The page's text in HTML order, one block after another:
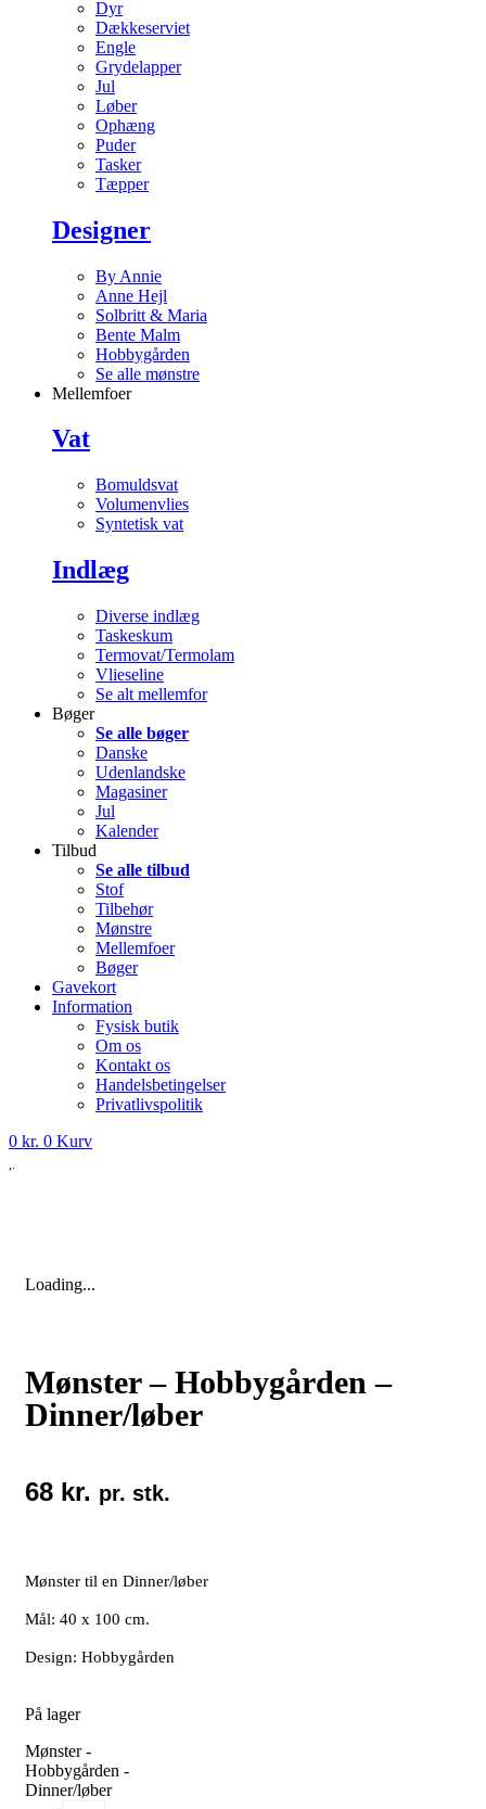
Dyr
Dækkeserviet
Engle
Grydelapper
Jul
Løber
Ophæng
Puder
Tasker
Tæpper
Designer
By Annie
Anne Hejl
Solbritt & Maria
Bente Malm
Hobbygården
Se alle mønstre
Mellemfoer
Vat
Bomuldsvat
Volumenvlies
Syntetisk vat
Indlæg
Diverse indlæg
Taskeskum
Termovat/Termolam
Vlieseline
Se alt mellemfor
Bøger
Se alle bøger
Danske
Udenlandske
Magasiner
Jul
Kalender
Tilbud
Se alle tilbud
Stof
Tilbehør
Mønstre
Mellemfoer
Bøger
Gavekort
Information
Fysisk butik
Om os
Kontakt os
Handelsbetingelser
Privatlivspolitik
0 kr. 0 Kurv
Loading...
Mønster – Hobbygården –
Dinner/løber
68 kr. pr. stk.
Mønster til en Dinner/løber
Mål: 40 x 100 cm.
Design: Hobbygården
På lager
Mønster -
Hobbygården -
Dinner/løber